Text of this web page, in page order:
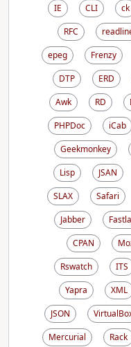
IE
CLI ck
RFC
epeg
Frenzy
DTP
ERD
Awk
RD
PHPDoc
iCab
Geekmonkey
Lisp
JSAN
SLAX
Safari
Jabber
CPAN
Rswatch
ITS
Yapra
XML
JSON
Mercurial
Rack